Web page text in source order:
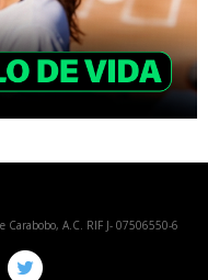
A.C. RIF J- 07506550-6